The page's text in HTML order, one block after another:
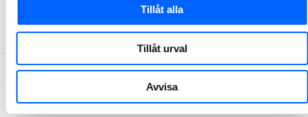
Tillåt alla
Tillåt urval
Avvisa
3 4